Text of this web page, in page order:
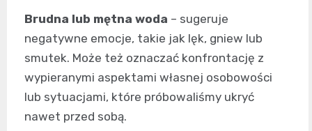
Brudna lub mętna woda – sugeruje
negatywne emocje, takie jak lęk, gniew lub
smutek. Może też oznaczać konfrontację z
wypieranymi aspektami własnej osobowości
lub sytuacjami, które próbowaliśmy ukryć
nawet przed sobą.